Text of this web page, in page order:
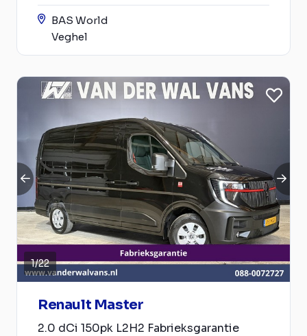
BAS World
Veghel
1/22
Renault Master
2.0 dCi 150pk L2H2 Fabrieksgarantie